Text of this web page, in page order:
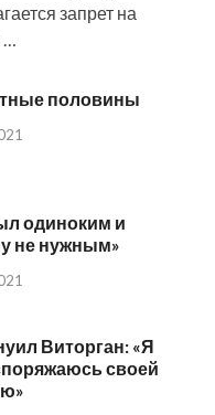
запрет на
…
половины
одиноким и
не нужным»
Виторган: «Я
своей